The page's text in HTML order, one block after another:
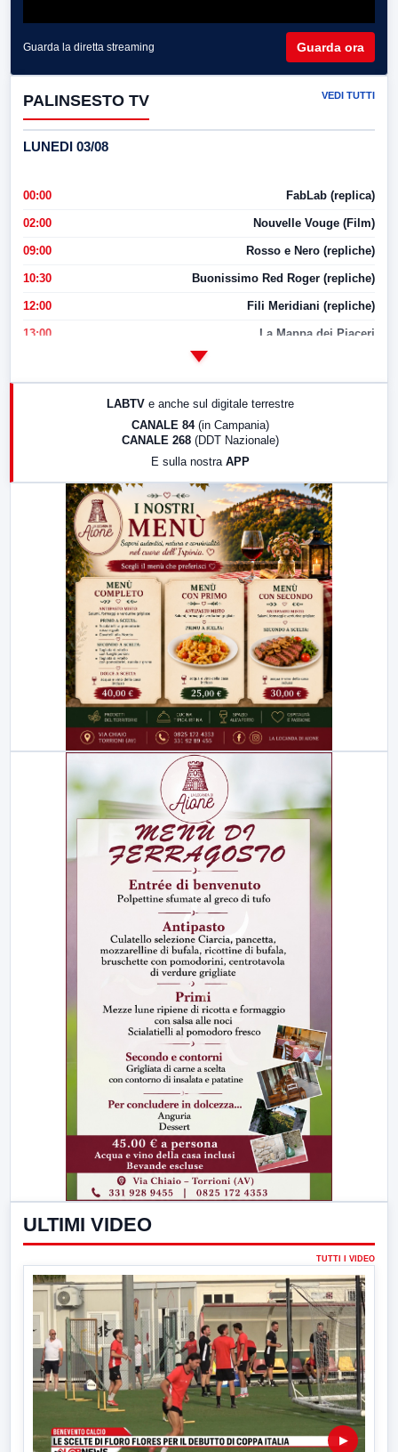
Guarda la diretta streaming Guarda ora
PALINSESTO TV VEDI TUTTI
LUNEDI 03/08
00:00 FabLab (replica)
02:00 Nouvelle Vouge (Film)
09:00 Rosso e Nero (repliche)
10:30 Buonissimo Red Roger (repliche)
12:00 Fili Meridiani (repliche)
13:00 La Mappa dei Piaceri
LabNews (replica)
LABTV e anche sul digitale terrestre
CANALE 84 (in Campania)
CANALE 268 (DDT Nazionale)
E sulla nostra APP
ULTIMI VIDEO
TUTTI I VIDEO
▶